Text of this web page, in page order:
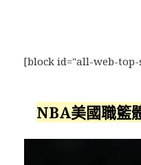
[block id="all-web-
NBA美國職籃